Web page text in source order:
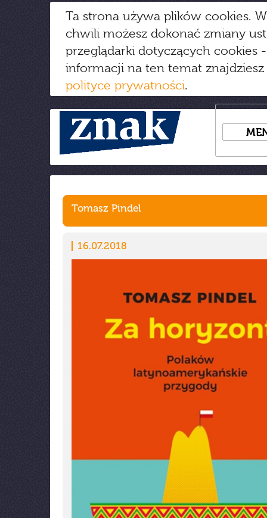
Ta strona używa plików cookies.
chwili możesz dokonać zmiany
przeglądarki dotyczących cookies
informacji na ten temat
polityce prywatności.
Tomasz Pindel
16.07.2018